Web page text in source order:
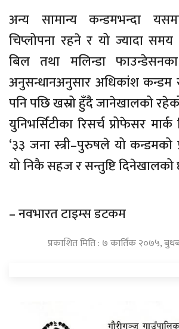
अन्य सामान्य कन्डमभन्दा
चिप्लोपना रहने र यो ज्यादा समय
बिल तथा मलिन्डा
अनुसन्धानअनुसार अधिकांश कन्डम
पनि पछि खस्रो हुँदै जानेखालको
युनिभर्सिटीका रिसर्च प्रोफेसर
‘३३ जना स्त्री–पुरुषले यो कन्डमको
यो निकै सहज र सन्तुष्टि दिनेखालको
– नवभारत टाइम्स डटकम
प्रकाशित मिति : ७ कार्तिक २०७५,